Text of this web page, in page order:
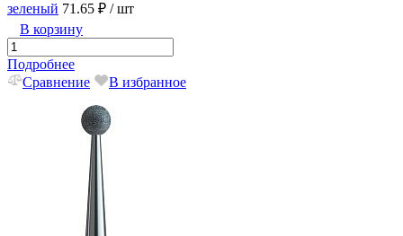
зеленый 71.65 ₽ / шт
В корзину
Подробнее
Сравнение
В избранное